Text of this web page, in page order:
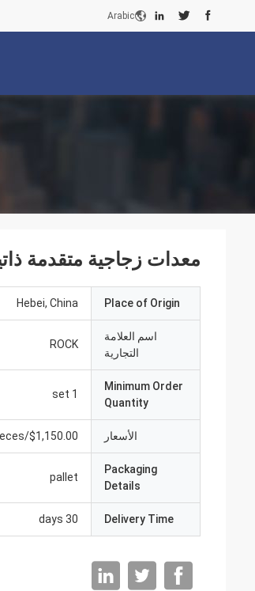
Arabic
معدات زجاجية متقدمة ذاتية
Place of Origin
Hebei, China
اسم العلامة
التجارية
ROCK
Minimum Order
Quantity
1 set
الأسعار $1,150.00/pieces 1-4 pieces
Packaging
Details
pallet
Delivery Time
30 days